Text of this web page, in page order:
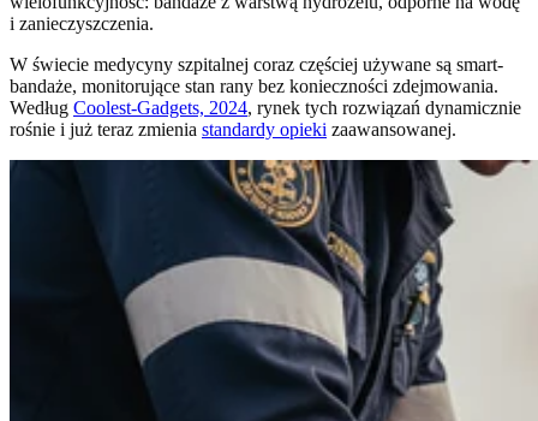
i zanieczyszczenia.
W świecie medycyny szpitalnej coraz częściej używane są smart-
bandaże, monitorujące stan rany bez konieczności zdejmowania.
Według Coolest-Gadgets, 2024, rynek tych rozwiązań dynamicznie
rośnie i już teraz zmienia standardy opieki zaawansowanej.